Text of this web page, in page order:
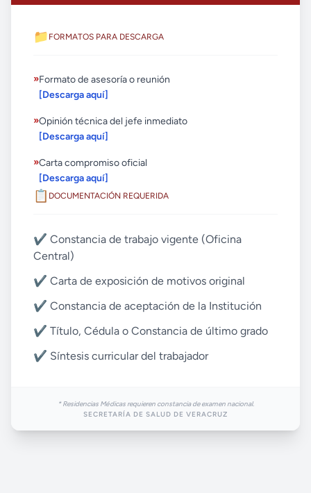
📁 FORMATOS PARA DESCARGA
»Formato de asesoría o reunión
[Descarga aquí]
»Opinión técnica del jefe inmediato
[Descarga aquí]
»Carta compromiso oficial
[Descarga aquí]
📋 DOCUMENTACIÓN REQUERIDA
✔️ Constancia de trabajo vigente (Oficina
Central)
✔️ Carta de exposición de motivos original
✔️ Constancia de aceptación de la Institución
✔️ Título, Cédula o Constancia de último grado
✔️ Síntesis curricular del trabajador
* Residencias Médicas requieren constancia de examen nacional.
SECRETARÍA DE SALUD DE VERACRUZ